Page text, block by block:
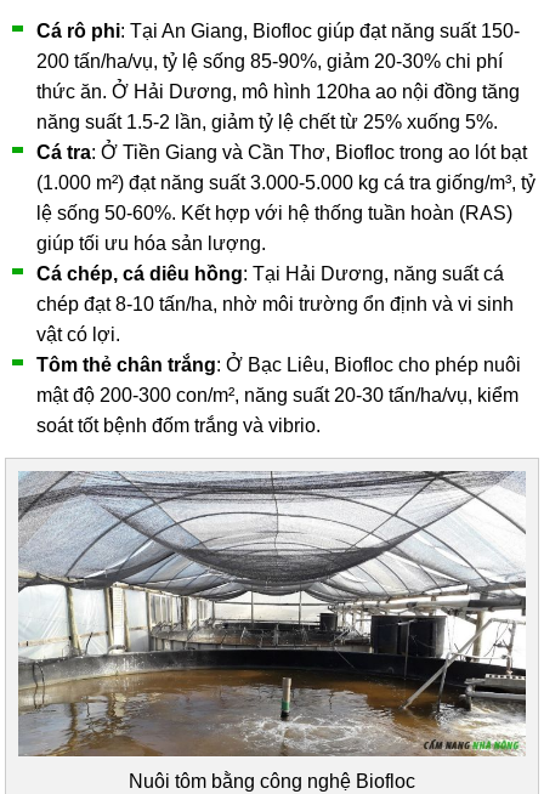
Cá rô phi: Tại An Giang, Biofloc giúp đạt năng suất 150-
200 tấn/ha/vụ, tỷ lệ sống 85-90%, giảm 20-30% chi phí
thức ăn. Ở Hải Dương, mô hình 120ha ao nội đồng tăng
năng suất 1.5-2 lần, giảm tỷ lệ chết từ 25% xuống 5%.
Cá tra: Ở Tiền Giang và Cần Thơ, Biofloc trong ao lót bạt
(1.000 m²) đạt năng suất 3.000-5.000 kg cá tra giống/m³, tỷ
lệ sống 50-60%. Kết hợp với hệ thống tuần hoàn (RAS)
giúp tối ưu hóa sản lượng.
Cá chép, cá diêu hồng: Tại Hải Dương, năng suất cá
chép đạt 8-10 tấn/ha, nhờ môi trường ổn định và vi sinh
vật có lợi.
Tôm thẻ chân trắng: Ở Bạc Liêu, Biofloc cho phép nuôi
mật độ 200-300 con/m², năng suất 20-30 tấn/ha/vụ, kiểm
soát tốt bệnh đốm trắng và vibrio.
Nuôi tôm bằng công nghệ Biofloc